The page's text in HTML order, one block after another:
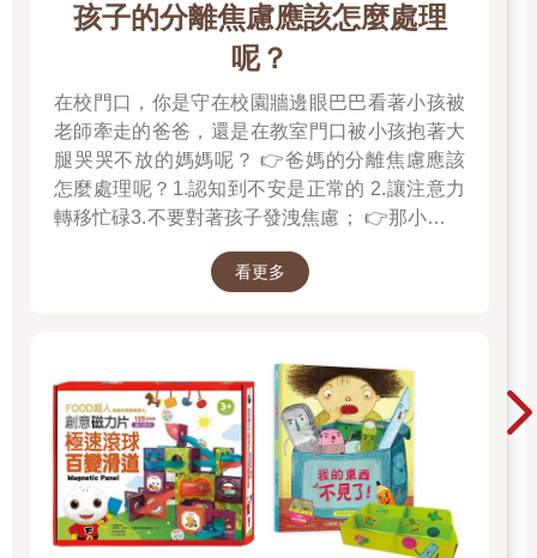
孩子的分離焦慮應該怎麼處理
呢？
在校門口，你是守在校園牆邊眼巴巴看著小孩被
老師牽走的爸爸，還是在教室門口被小孩抱著大
腿哭哭不放的媽媽呢？ 👉爸媽的分離焦慮應該
怎麼處理呢？1.認知到不安是正常的 2.讓注意力
轉移忙碌3.不要對著孩子發洩焦慮； 👉那小朋友
該如何適應過渡期呢？1.可給予適當的安撫玩具
也許是熟悉的玩偶增加安全感 2.與孩子分開時請
孩子一起迎接成長的過程！真是太好了！ 🎉金石
堂開學季！爸媽好輕鬆教你一站購足！文具、書
包、書套參展品全面5折起！👉文具滿777送80
元電子禮券 👉全站商品滿1200回饋4%金幣
看更多